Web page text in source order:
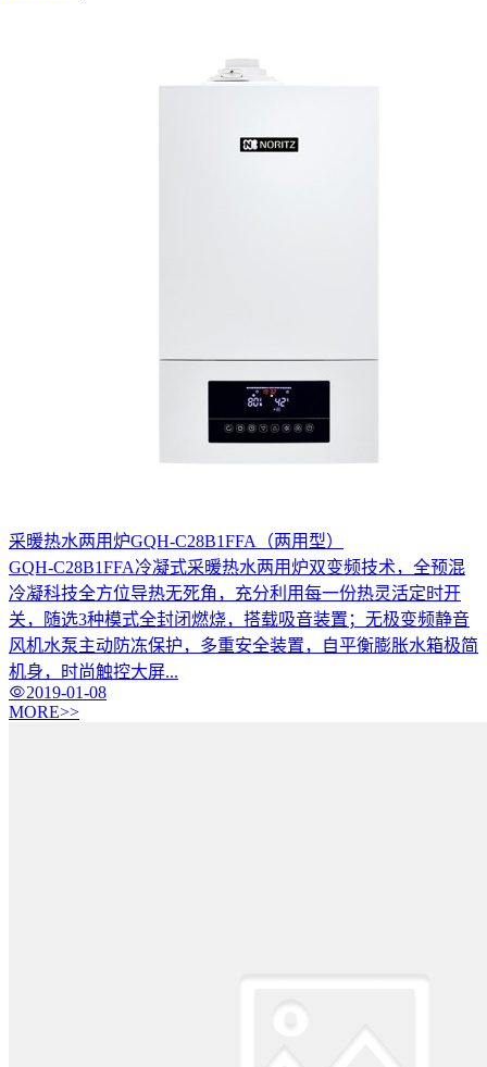
采暖热水两用炉GQH-C28B1FFA（两用型）
GQH-C28B1FFA冷凝式采暖热水两用炉双变频技术，全预混
冷凝科技全方位导热无死角，充分利用每一份热灵活定时开
关，随选3种模式全封闭燃烧，搭载吸音装置；无极变频静音
风机水泵主动防冻保护，多重安全装置，自平衡膨胀水箱极简
机身，时尚触控大屏...
2019-01-08
MORE>>